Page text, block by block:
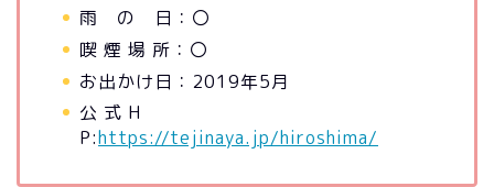
雨 の 日：〇
喫 煙 場 所：〇
お出かけ日：2019年5月
公 式 H
P:https://tejinaya.jp/hiroshima/